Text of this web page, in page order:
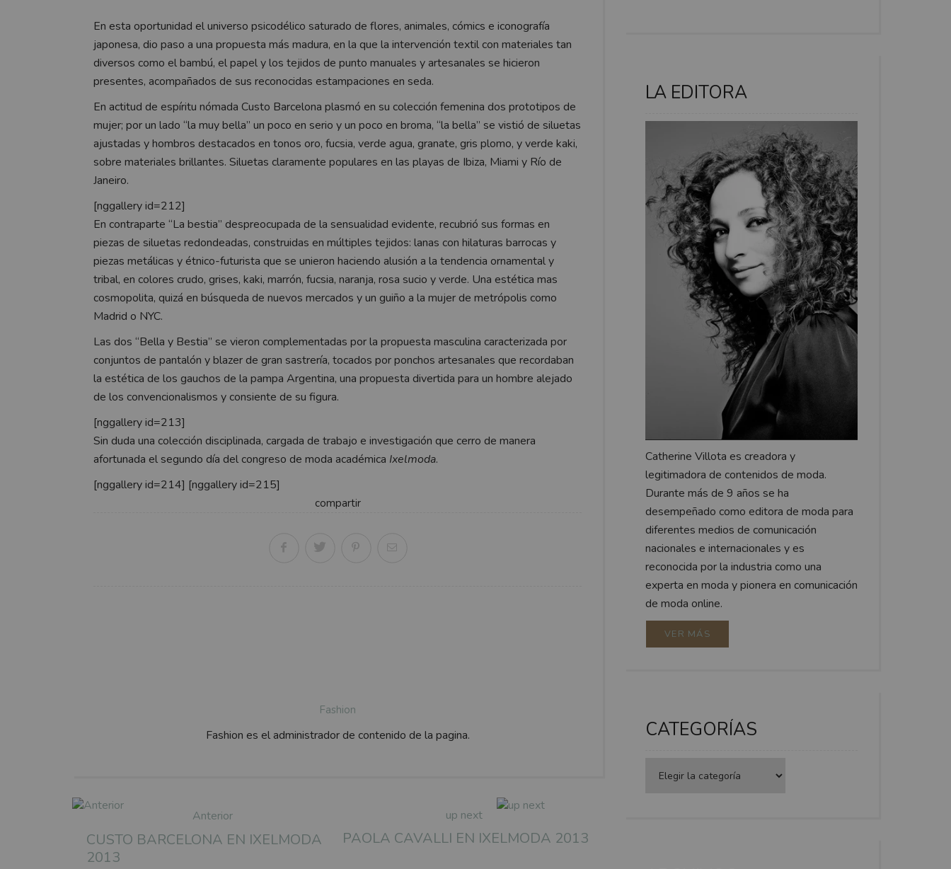
En esta oportunidad el universo psicodélico saturado de flores, animales, cómics e iconografía
japonesa, dio paso a una propuesta más madura, en la que la intervención textil con materiales tan
diversos como el bambú, el papel y los tejidos de punto manuales y artesanales se hicieron
presentes, acompañados de sus reconocidas estampaciones en seda.
En actitud de espíritu nómada Custo Barcelona plasmó en su colección femenina dos prototipos de
mujer; por un lado “la muy bella” un poco en serio y un poco en broma, “la bella” se vistió de siluetas
ajustadas y hombros destacados en tonos oro, fucsia, verde agua, granate, gris plomo, y verde kaki,
sobre materiales brillantes. Siluetas claramente populares en las playas de Ibiza, Miami y Río de
Janeiro.
[nggallery id=212]
En contraparte “La bestia” despreocupada de la sensualidad evidente, recubrió sus formas en
piezas de siluetas redondeadas, construidas en múltiples tejidos: lanas con hilaturas barrocas y
piezas metálicas y étnico-futurista que se unieron haciendo alusión a la tendencia ornamental y
tribal, en colores crudo, grises, kaki, marrón, fucsia, naranja, rosa sucio y verde. Una estética mas
cosmopolita, quizá en búsqueda de nuevos mercados y un guiño a la mujer de metrópolis como
Madrid o NYC.
Las dos “Bella y Bestia” se vieron complementadas por la propuesta masculina caracterizada por
conjuntos de pantalón y blazer de gran sastrería, tocados por ponchos artesanales que recordaban
la estética de los gauchos de la pampa Argentina, una propuesta divertida para un hombre alejado
de los convencionalismos y consiente de su figura.
[nggallery id=213]
Sin duda una colección disciplinada, cargada de trabajo e investigación que cerro de manera
afortunada el segundo día del congreso de moda académica Ixelmoda.
[nggallery id=214] [nggallery id=215]
compartir
Fashion
Fashion es el administrador de contenido de la pagina.
Anterior
CUSTO BARCELONA EN IXELMODA
2013
up next
PAOLA CAVALLI EN IXELMODA 2013
LA EDITORA
Catherine Villota es creadora y
legitimadora de contenidos de moda.
Durante más de 9 años se ha
desempeñado como editora de moda para
diferentes medios de comunicación
nacionales e internacionales y es
reconocida por la industria como una
experta en moda y pionera en comunicación
de moda online.
VER MÁS
CATEGORÍAS